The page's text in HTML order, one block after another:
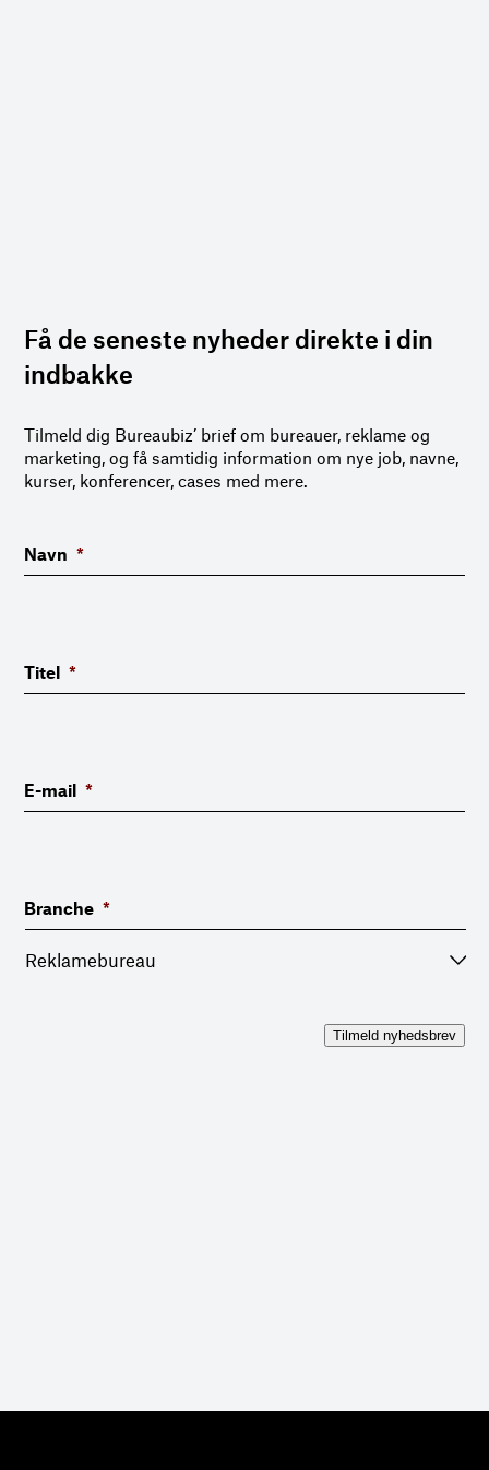
Få de seneste nyheder direkte i din
indbakke
Tilmeld dig Bureaubiz’ brief om bureauer, reklame og
marketing, og få samtidig information om nye job, navne,
kurser, konferencer, cases med mere.
Navn *
Titel *
E-mail *
Branche *
Tilmeld nyhedsbrev